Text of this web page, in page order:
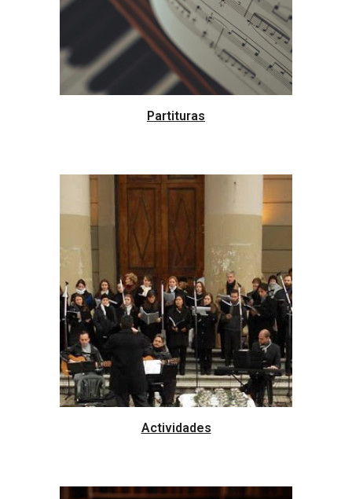
Partituras
Actividades